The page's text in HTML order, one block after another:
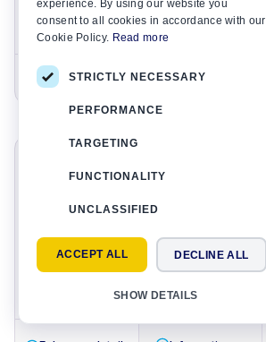
Jetzt buchen
Fahrzeugdetails Informationen
Opel Astra SW
Schaltgetriebe 5
From 21€/ Tag
Jetzt buchen
experience. By using our website you
consent to all cookies in accordance with our
Cookie Policy. Read more
STRICTLY NECESSARY
PERFORMANCE
TARGETING
FUNCTIONALITY
UNCLASSIFIED
ACCEPT ALL DECLINE ALL
SHOW DETAILS